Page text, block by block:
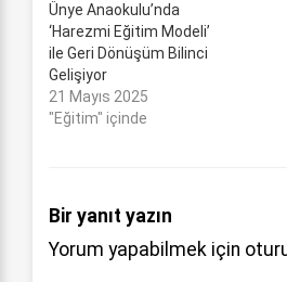
Ünye Anaokulu’nda
‘Harezmi Eğitim Modeli’
ile Geri Dönüşüm Bilinci
Gelişiyor
21 Mayıs 2025
"Eğitim" içinde
Bir yanıt yazın
Yorum yapabilmek için